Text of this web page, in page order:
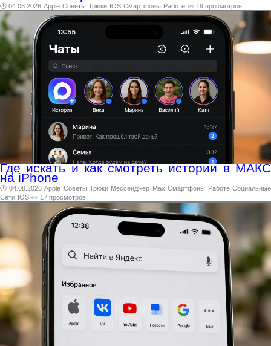
🕑 04.08.2026 Apple Советы Трюки IOS Смартфоны Работе 👀 19 просмотров
Где искать и как смотреть истории в МАКС
на iPhone
🕑 04.08.2026 Apple Советы Трюки Мессенджер Max Смартфоны Работе Социальные
Сети IOS 👀 17 просмотров